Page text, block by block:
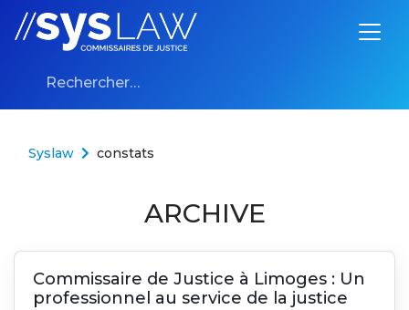
Aller au contenu
Rechercher :
Syslaw constats
ARCHIVE
Commissaire de Justice à Limoges : Un
professionnel au service de la justice